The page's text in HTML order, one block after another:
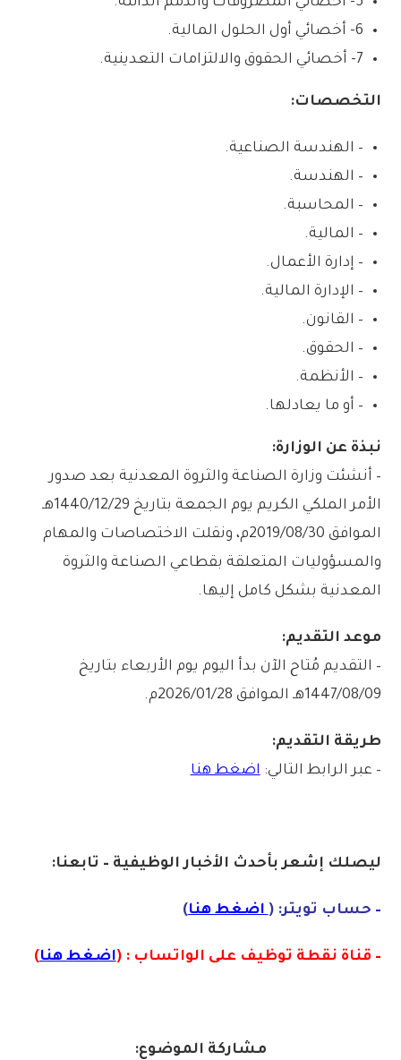
6- أخصائي أول الحلول المالية.
7- أخصائي الحقوق والالتزامات التعدينية.
التخصصات:
– الهندسة الصناعية.
– الهندسة.
– المحاسبة.
– المالية.
– إدارة الأعمال.
– الإدارة المالية.
– القانون.
– الحقوق.
– الأنظمة.
– أو ما يعادلها.
نبذة عن الوزارة:
– أنشئت وزارة الصناعة والثروة المعدنية بعد صدور
الأمر الملكي الكريم يوم الجمعة بتاريخ 1440/12/29هـ
الموافق 2019/08/30م، ونقلت الاختصاصات والمهام
والمسؤوليات المتعلقة بقطاعي الصناعة والثروة
المعدنية بشكل كامل إليها.
موعد التقديم:
– التقديم مُتاح الآن بدأ اليوم يوم الأربعاء بتاريخ
1447/08/09هـ الموافق 2026/01/28م.
طريقة التقديم:
– عبر الرابط التالي: اضغط هنا
ليصلك إشعربأحدث الأخبار الوظيفية – تابعنا:
– حساب تويتر: ( اضغط هنا)
– قناة نقطة توظيف على الواتساب : (اضغط هنا)
مشاركة الموضوع: